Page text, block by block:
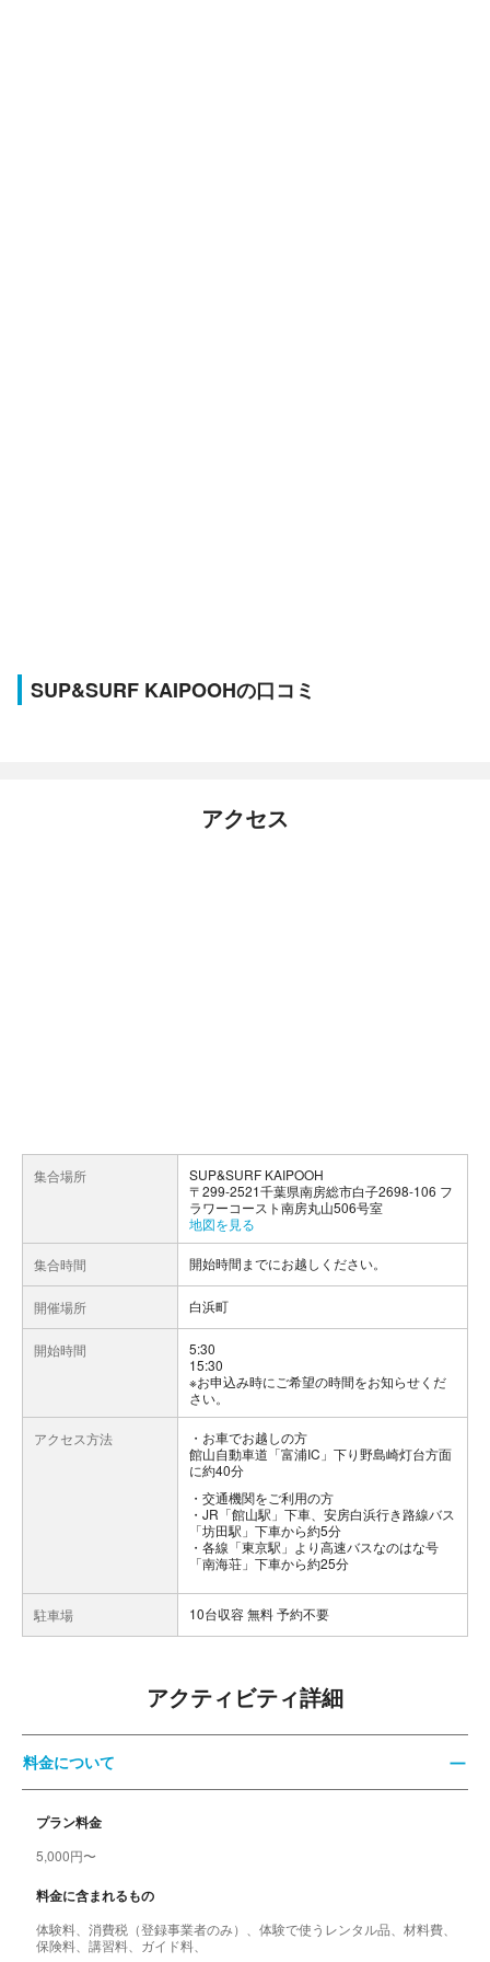
SUP&SURF KAIPOOHの口コミ
アクセス
集合場所
SUP&SURF KAIPOOH
〒299-2521千葉県南房総市白子2698-106 フ
ラワーコースト南房丸山506号室
地図を見る
集合時間 開始時間までにお越しください。
開催場所 白浜町
開始時間
5:30
15:30
※お申込み時にご希望の時間をお知らせくだ
さい。
アクセス方法
お車でお越しの方
館山自動車道「富浦IC」下り野島崎灯台方面
に約40分
交通機関をご利用の方
・JR「館山駅」下車、安房白浜行き路線バス
「坊田駅」下車から約5分
・各線「東京駅」より高速バスなのはな号
「南海荘」下車から約25分
駐車場 10台収容 無料 予約不要
アクティビティ詳細
料金について
プラン料金
5,000円〜
料金に含まれるもの
体験料、消費税（登録事業者のみ）、体験で使うレンタル品、材料費、
保険料、講習料、ガイド料、